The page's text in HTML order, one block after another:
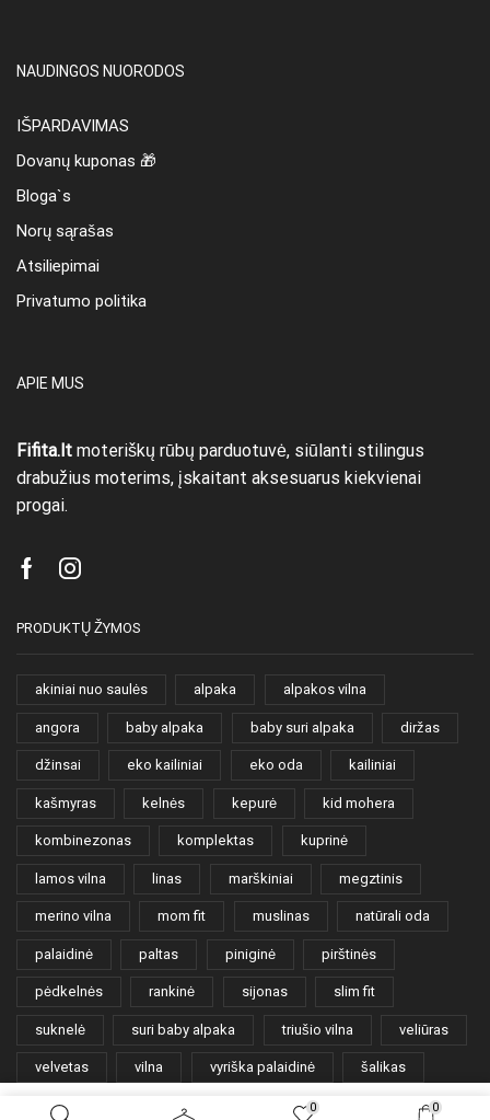
NAUDINGOS NUORODOS
IŠPARDAVIMAS
Dovanų kuponas 🎁
Bloga`s
Norų sąrašas
Atsiliepimai
Privatumo politika
APIE MUS
Fifita.lt moteriškų rūbų parduotuvė, siūlanti stilingus
drabužius moterims, įskaitant aksesuarus kiekvienai
progai.
FacebookInstagram
PRODUKTŲ ŽYMOS
akiniai nuo saulės alpaka alpakos vilna
angora baby alpaka baby suri alpaka diržas
džinsai eko kailiniai eko oda kailiniai
kašmyras kelnės kepurė kid mohera
kombinezonas komplektas kuprinė
lamos vilna linas marškiniai megztinis
merino vilna mom fit muslinas natūrali oda
palaidinė paltas piniginė pirštinės
pėdkelnės rankinė sijonas slim fit
suknelė suri baby alpaka triušio vilna veliūras
velvetas vilna vyriška palaidinė šalikas
šortai 0 0